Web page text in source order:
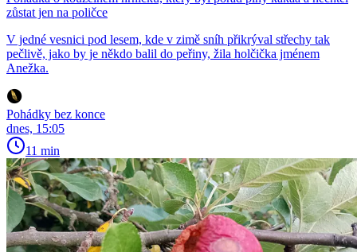
zůstat jen na poličce
V jedné vesnici pod lesem, kde v zimě sníh přikrýval střechy tak
pečlivě, jako by je někdo balil do peřiny, žila holčička jménem
Anežka.
Pohádky bez konce
dnes, 15:05
11 min